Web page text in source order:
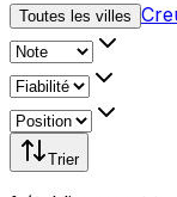
Toutes les villes
Trier